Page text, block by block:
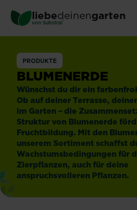
main
content
liebedeinengarten
von Substral ®
PRODUKTE
BLUMENERDE
Wünschst du dir ein
Ob auf deiner Terrasse,
im Garten – die
Struktur von Blumenerde
Fruchtbildung. Mit den
unserem Sortiment schaffst
Wachstumsbedingungen für
Zierpflanzen, auch für deine
anspruchsvolleren Pflanzen.